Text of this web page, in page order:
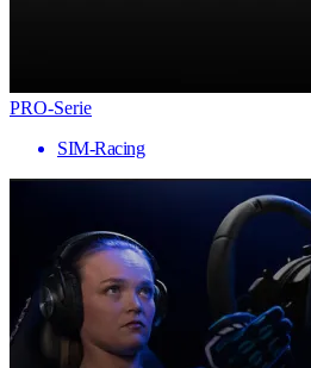
PRO-Serie
SIM-Racing